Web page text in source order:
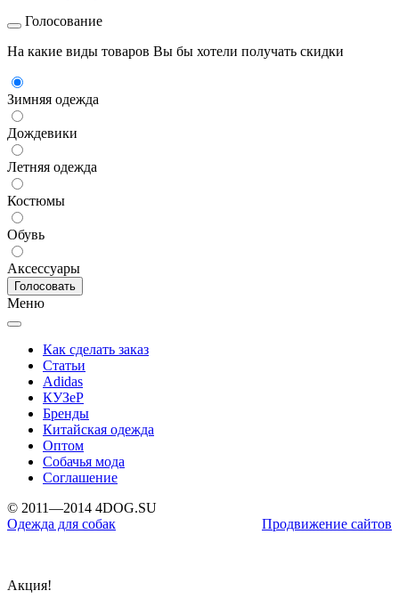
Голосование
На какие виды товаров Вы бы хотели получать скидки
Зимняя одежда
Дождевики
Летняя одежда
Костюмы
Обувь
Аксессуары
Меню
Как сделать заказ
Статьи
Adidas
КУЗеР
Бренды
Китайская одежда
Оптом
Собачья мода
Соглашение
© 2011—2014 4DOG.SU
Одежда для собак
Продвижение сайтов
Акция!